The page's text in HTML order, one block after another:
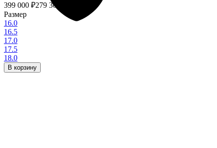
399 000 ₽279 300
Размер
16.0
16.5
17.0
17.5
18.0
В корзину